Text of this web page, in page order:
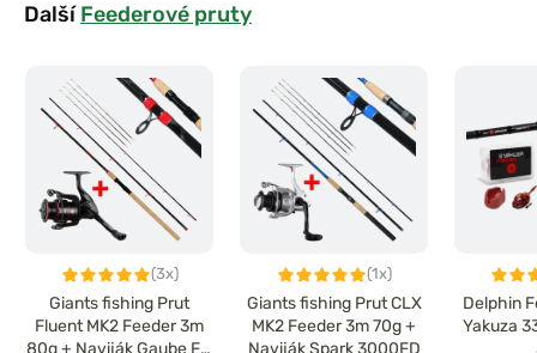
DalšíFeederové pruty
(3x)
Giants fishing Prut
Fluent MK2 Feeder 3m
(1x)
Giants fishing Prut CLX
MK2 Feeder 3m 70g +
Delphin
Yakuza